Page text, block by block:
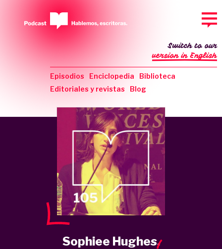
Episodios Enciclopedia
Biblioteca
Editoriales y revistas
Blog
Switch to our
version in English
Sophiee Hughes.